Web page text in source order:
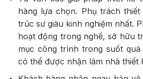
hàng lựa chọn. Phụ trách
trúc sư giàu kinh nghiệm nhất.
hoạt động trong nghề, sở hữu
mục công trình trong suốt
có thể được nhận làm nhà thiết